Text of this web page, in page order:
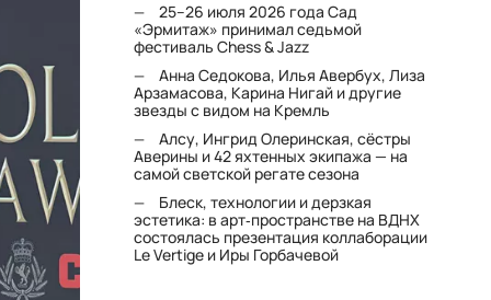
25–26 июля 2026 года Сад
«Эрмитаж» принимал седьмой
фестиваль Chess & Jazz
Анна Седокова, Илья Авербух, Лиза
Арзамасова, Карина Нигай и другие
звезды с видом на Кремль
Алсу, Ингрид Олеринская, сёстры
Аверины и 42 яхтенных экипажа — на
самой светской регате сезона
Блеск, технологии и дерзкая
эстетика: в арт‑пространстве на ВДНХ
состоялась презентация коллаборации
Le Vertige и Иры Горбачевой